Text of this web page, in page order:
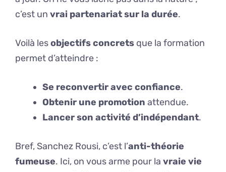
c’est un vrai partenariat sur la durée.
Voilà lesobjectifs concrets que la formation
permet d’atteindre :
Se reconvertir avec confiance.
Obtenir une promotion attendue.
Lancer son activité d’indépendant.
Bref, Sanchez Rousi, c’est l’anti-théorie
fumeuse. Ici, on vous arme pour la vraie vie